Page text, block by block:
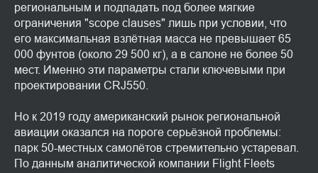
региональным и подпадать под более мягкие
ограничения "scope clauses" лишь при условии, что
его максимальная взлётная масса не превышает 65
000 фунтов (около 29 500 кг), а в салоне не более 50
мест. Именно эти параметры стали ключевыми при
проектировании CRJ550.
Но к 2019 году американский рынок региональной
авиации оказался на пороге серьёзной проблемы:
парк 50-местных самолётов стремительно устаревал.
По данным аналитической компании Flight Fleets